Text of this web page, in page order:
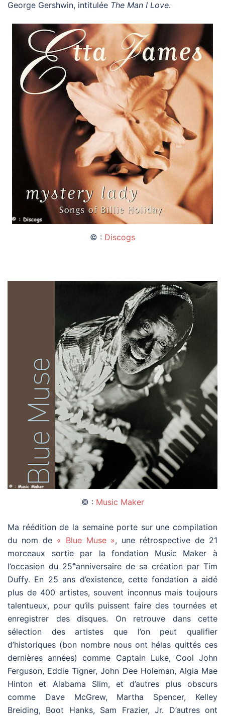
George Gershwin, intitulée The Man I Love.
© : Discogs
© : Music Maker
Ma réédition de la semaine porte sur une compilation
du nom de « Blue Muse », une rétrospective de 21
morceaux sortie par la fondation Music Maker à
l’occasion du 25eanniversaire de sa création par Tim
Duffy. En 25 ans d’existence, cette fondation a aidé
plus de 400 artistes, souvent inconnus mais toujours
talentueux, pour qu’ils puissent faire des tournées et
enregistrer des disques. On retrouve dans cette
sélection des artistes que l’on peut qualifier
d’historiques (bon nombre nous ont hélas quittés ces
dernières années) comme Captain Luke, Cool John
Ferguson, Eddie Tigner, John Dee Holeman, Algia Mae
Hinton et Alabama Slim, et d’autres plus obscurs
comme Dave McGrew, Martha Spencer, Kelley
Breiding, Boot Hanks, Sam Frazier, Jr. D’autres ont